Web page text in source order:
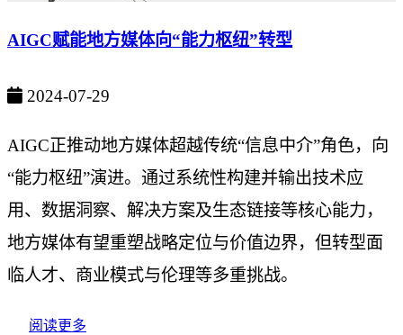
AIGC赋能地方媒体向“能力枢纽”转型
2024-07-29
AIGC正推动地方媒体超越传统“信息中介”角色，向
“能力枢纽”演进。通过系统性构建并输出技术应
用、数据洞察、解决方案及生态链接等核心能力，
地方媒体有望重塑战略定位与价值边界，但转型面
临人才、商业模式与伦理等多重挑战。
阅读更多